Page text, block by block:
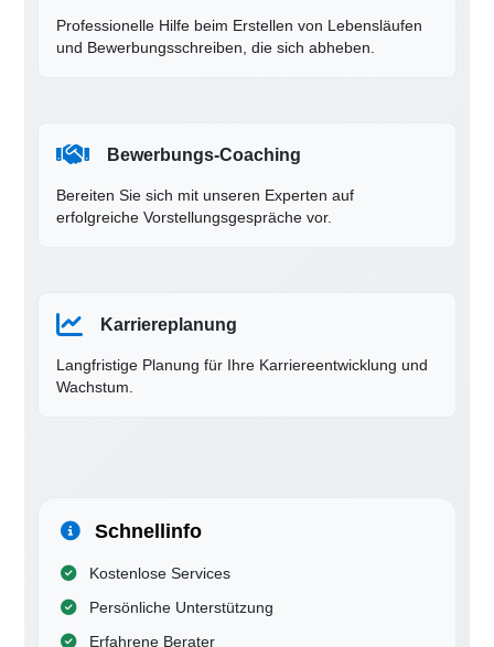
Professionelle Hilfe beim Erstellen von Lebensläufen
und Bewerbungsschreiben, die sich abheben.
Bewerbungs-Coaching
Bereiten Sie sich mit unseren Experten auf
erfolgreiche Vorstellungsgespräche vor.
Karriereplanung
Langfristige Planung für Ihre Karriereentwicklung und
Wachstum.
Schnellinfo
Kostenlose Services
Persönliche Unterstützung
Erfahrene Berater